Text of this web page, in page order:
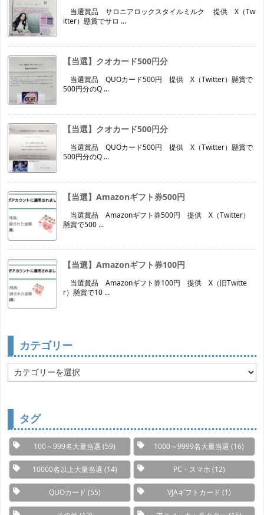
当選賞品 サロニアロックスタイルミルク 提供 X（Tw
itter）懸賞でサロ ...
【当選】クオカード500円分
当選賞品 QUOカード500円 提供 X（Twitter）懸賞で
500円分のQ ...
【当選】クオカード500円分
当選賞品 QUOカード500円 提供 X（Twitter）懸賞で
500円分のQ ...
【当選】Amazonギフト券500円
当選賞品 Amazonギフト券500円 提供 X（Twitter）
懸賞で500 ...
【当選】Amazonギフト券100円
当選賞品 Amazonギフト券100円 提供 X（旧Twitte
r）懸賞で10 ...
カテゴリー
テ
タグ
100～999名大量当選 (59) 1000～9999名大量当選 (16)
10000名以上大量当選 (14) PC・スマホ (12)
QUOカード (55) VJAギフトカード (1)